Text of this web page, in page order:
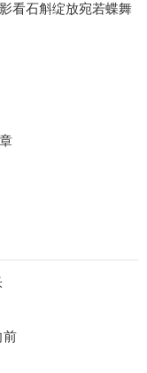
看石斛绽放宛若蝶舞
前